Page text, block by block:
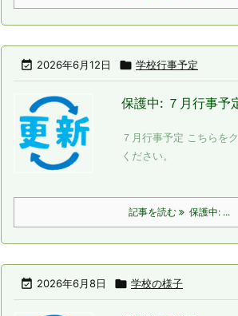
 2026年6月12日  学校行事予定
保護中: ７月行事予
７月行事予定 こちらを
ください。
記事を読む 保護中: ...
 2026年6月8日  学校の様子